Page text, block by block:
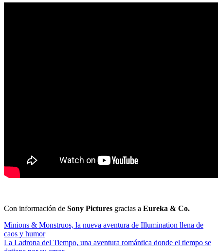
Con información de Sony Pictures gracias a Eureka & Co.
Navegación
de
Minions & Monstruos, la nueva aventura de Illumination llena de
caos y humor
La Ladrona del Tiempo, una aventura romántica donde el tiempo se